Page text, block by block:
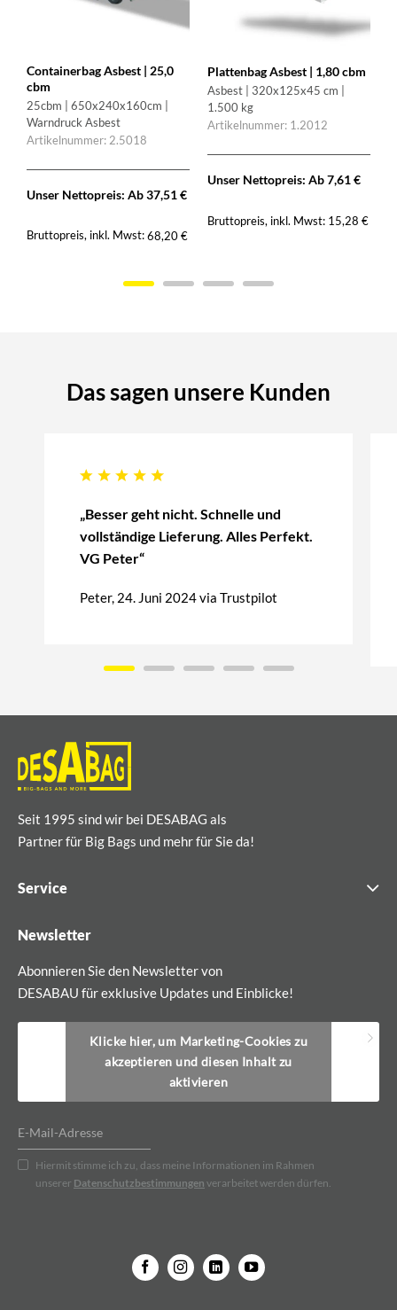
Containerbag Asbest | 25,0
cbm
25cbm | 650x240x160cm |
Warndruck Asbest
Artikelnummer: 2.5018
Unser Nettopreis: Ab37,51€
Bruttopreis, inkl. Mwst: 68,20€
Plattenbag Asbest | 1,80 cbm
Asbest | 320x125x45 cm |
1.500 kg
Artikelnummer: 1.2012
Unser Nettopreis: Ab7,61€
Bruttopreis, inkl. Mwst: 15,28 €
Das sagen unsere Kunden
„Besser geht nicht. Schnelle und
vollständige Lieferung. Alles Perfekt.
VG Peter“
Peter, 24. Juni 2024 via Trustpilot
Seit 1995 sind wir bei DESABAG als
Partner für Big Bags und mehr für Sie da!
Service
Newsletter
Abonnieren Sie den Newsletter von
DESABAU für exklusive Updates und Einblicke!
Klicke hier, um Marketing-Cookies zu
akzeptieren und diesen Inhalt zu
aktivieren
Hiermit stimme ich zu, dass meine Informationen im Rahmen
unserer Datenschutzbestimmungen verarbeitet werden dürfen.